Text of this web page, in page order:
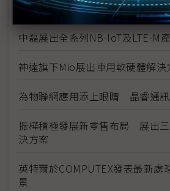
緯穎攜手中華電信合作 體現新
中磊展出全系列NB-IoT及LTE-M
神達旗下Mio展出車用軟硬體解決
為物聯網應用添上眼睛 晶睿通
振樺積極發展新零售布局 展出
決方案
英特爾於COMPUTEX發表最新處
景